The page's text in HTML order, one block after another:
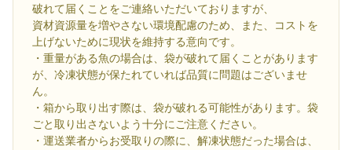
破れて届くことをご連絡いただいておりますが、
資材資源量を増やさない環境配慮のため、また、コストを
上げないために現状を維持する意向です。
・重量がある魚の場合は、袋が破れて届くことがあります
が、冷凍状態が保たれていれば品質に問題はございませ
ん。
・箱から取り出す際は、袋が破れる可能性があります。袋
ごと取り出さないよう十分にご注意ください。
・運送業者からお受取りの際に、解凍状態だった場合は、